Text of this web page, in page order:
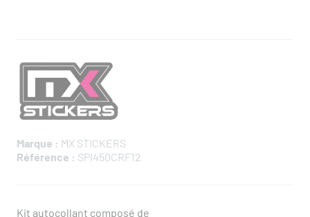
Marque : MX STICKERS
Référence : SPI450CRF12
Kit autocollant composé de